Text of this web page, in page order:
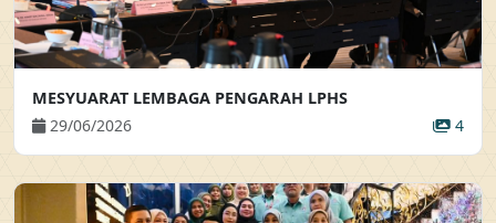
MESYUARAT LEMBAGA PENGARAH LPHS
29/06/2026
4